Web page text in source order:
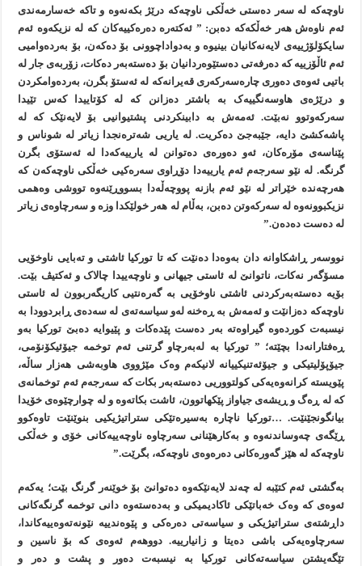
ناوچەکە لە سەر دەستی خەڵکی ناوچەکە درێژ بکەنەوە و تاکە خەسارمەندی
ئەم ناوەش هەر خەڵکەکە دەبن: ” ئەکتەرە دەرەکییەکان کە لە نزیکەوە ئەم
سایکۆلۆژییەی لایەنەکانیان بینیوە و بەدواداچوونی بۆ دەکەن، بۆ بەردەوامیی
ئەم ئاڵۆزییە کە دەرفەتی دەستێوەردانیان بۆ دەستەبەر دەکات، زۆربەی جار لە
باتیی ئەوەی دەوری چارەسەرکەری قەیرانەکە لە ئەستۆ بگرن، بەردەوامکردن
و درێژەی هاوسەنگییەک بە باشتر دەزانن کە لە کۆتاییدا کەس تێیدا
سەرکەوتوو نەبێت. ئەمەش بە دابینکردنی پشتیوانیی بۆ لایەنێک کە لە
پاشەکشێ دایە، جێبەجێ دەکریت. لە یاریی شەترەنجدا زیاتر لە شوناس و
پێناسەی مۆرەکان، ئەو دەورەی دەتوانن لە یارییەکەدا لە ئەستۆی بگرن
گرنگە. لە نێو سەرجەم ئەم یارییەدا دۆڕاوی سەرەکیی خەڵکی ناوچەکەن کە
هەرچەندە خێراتر لە نێو ئەم بازنە پووچەڵەدا بسووڕێنەوە تووشی وەهمی
نزیکبوونەوە لە سەرکەوتن دەبن، بەڵام لە هەر خولێکدا وزە و سەرچاوەی زیاتر
لە دەست دەدەن.”
نووسەر ڕاشکاوانە دان بەوەدا دەنێت کە تا تورکیا ئاشتی و تەبایی ناوخۆیی
مسۆگەر نەکات، ناتوانێ لە ئاستی جیهانی و ناوچەییدا چالاک و ئەکتیڤ بێت.
بۆیە دەستەبەرکردنی ئاشتی ناوخۆیی بە گەرەنتیی کاریگەربوون لە ئاستی
ناوچەکە دەزانێت و ئەمەش بە ڕەخنە لەو سیاسەتەی لە سەدەی ڕابردوودا بە
نیسبەت کوردەوە گیراوەتە بەر دەست پێدەکات و پێیوایە دەبێ تورکیا بەو
ڕەفتارانەدا بچێتە؛ ” تورکیا بە لەبەرچاو گرتنی ئەم توخمە جیۆئیکۆنۆمی،
جیۆپۆلیتیکی و جیۆئەتنیکییانە لانیکەم وەک مێژووی هاوبەشی هەزار ساڵە،
پێویستە کرانەوەیەکی کولتووریی دەستەبەر بکات کە سەرجەم ئەم توخمانەی
کە لە ڕەگ و ڕیشەی جیاواز پێکهاتوون، ئاشت بکاتەوە و لە چوارچێوەی خۆیدا
بیانگونجێنێت. …تورکیا ناچارە بەسیرەتێکی ستراتیژیکیی بنوێنێت تاوەکوو
ڕێگەی چەوساندنەوە و بەکارهێنانی سەرچاوە ناوچەییەکانی خۆی و خەڵکی
ناوچەکە لە هێز گەورەکانی دەرەوەی ناوچەکە، بگرێت.”
بەگشتی ئەم کتێبە لە چەند لایەنێکەوە دەتوانێ بۆ خوێنەر گرنگ بێت؛ یەکەم
ئەوەی کە وەک خەباتێکی ئاکادیمیکی و بەدەستەوە دانی توخمە گرنگەکانی
داڕشتەی ستراتیژیکی و سیاسەتی دەرەکی و پێوەندییە نێونەتەوەییەکاندا،
سەرچاوەیەکی باشی دەیتا و زانیارییە. دووهەم ئەوەی کە بۆ ناسین و
تێگەیشتن سیاسەتەکانی تورکیا بە نیسبەت دەور و پشت و دەر و